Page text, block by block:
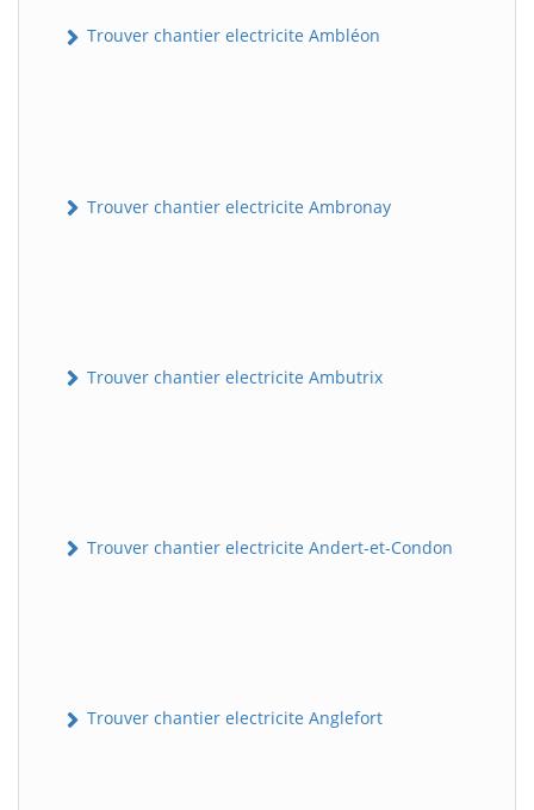
Trouver chantier electricite Ambléon
Trouver chantier electricite Ambronay
Trouver chantier electricite Ambutrix
Trouver chantier electricite Andert-et-Condon
Trouver chantier electricite Anglefort